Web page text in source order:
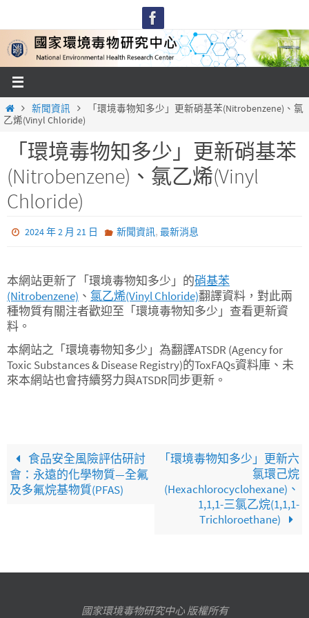
content
Home新聞資訊
「環境毒物知多少」更新硝基苯(Nitrobenzene)、氯
乙烯(Vinyl Chloride)
「環境毒物知多少」更新硝基苯
(Nitrobenzene)、氯乙烯(Vinyl
Chloride)
2024 年 2 月 21 日 新聞資訊, 最新消息
本網站更新了「環境毒物知多少」的硝基苯
(Nitrobenzene) 、 氯乙烯(Vinyl Chloride)翻譯資料，對此兩
種物質有關注者歡迎至「環境毒物知多少」查看更新資
料。
本網站之「環境毒物知多少」為翻譯ATSDR (Agency for
Toxic Substances & Disease Registry)的ToxFAQs資料庫、未
來本網站也會持續努力與ATSDR同步更新。
食品安全風險評估研討
會：永遠的化學物質—全氟
及多氟烷基物質(PFAS)
「環境毒物知多少」更新六
氯環己烷
(Hexachlorocyclohexane)、
1,1,1-三氯乙烷(1,1,1-
Trichloroethane)
國家環境毒物研究中心 版權所有